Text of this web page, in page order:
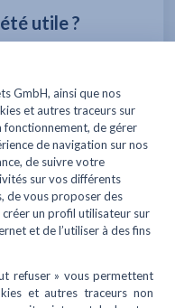
utile ?
-
?
?